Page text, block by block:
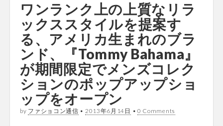
ワンランク上の上質なリラ
ックススタイルを提案す
る、アメリカ生まれのブラ
ンド、『Tommy Bahama』
が期間限定でメンズコレク
ションのポップアップショ
ップをオープン
by ファショコン通信 • 2013年6月14日 • 0 Comments